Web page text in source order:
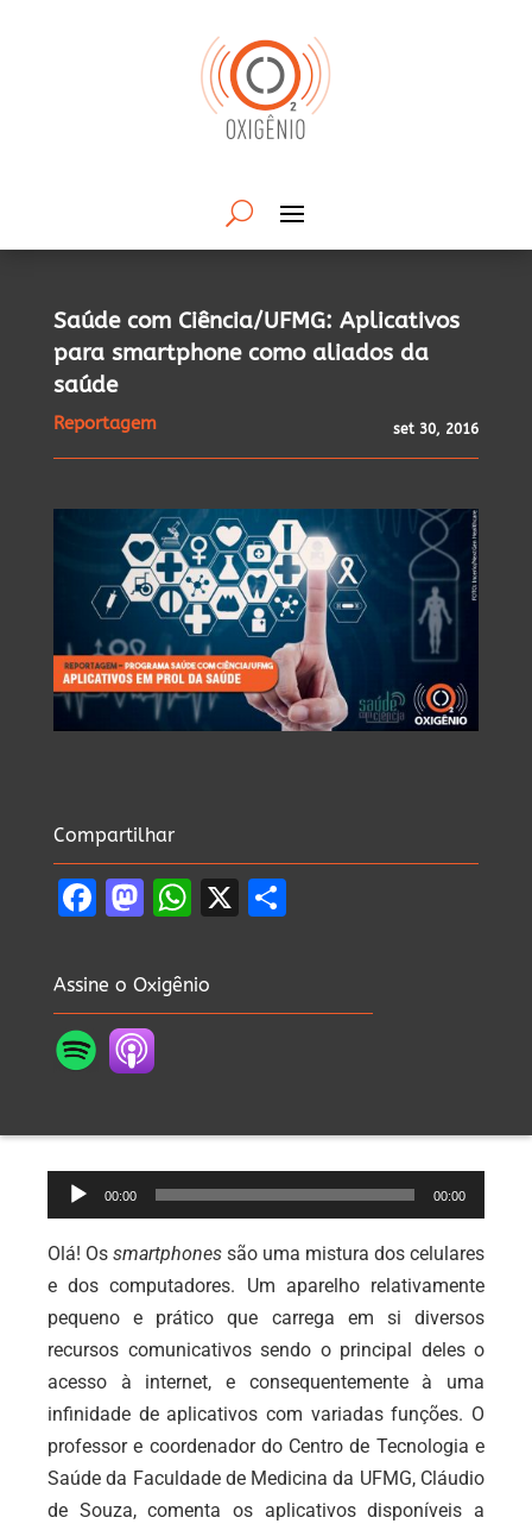
Saúde com Ciência/UFMG: Aplicativos
para smartphone como aliados da
saúde
Reportagem set 30, 2016
Compartilhar
Facebook
Mastodon
WhatsApp
X
Assine o Oxigênio
Tocador
de
áudio
00:00 00:00
Olá! Os smartphones são uma mistura dos celulares
e dos computadores. Um aparelho relativamente
pequeno e prático que carrega em si diversos
recursos comunicativos sendo o principal deles o
acesso à internet, e consequentemente à uma
infinidade de aplicativos com variadas funções. O
professor e coordenador do Centro de Tecnologia e
Saúde da Faculdade de Medicina da UFMG, Cláudio
de Souza, comenta os aplicativos disponíveis a